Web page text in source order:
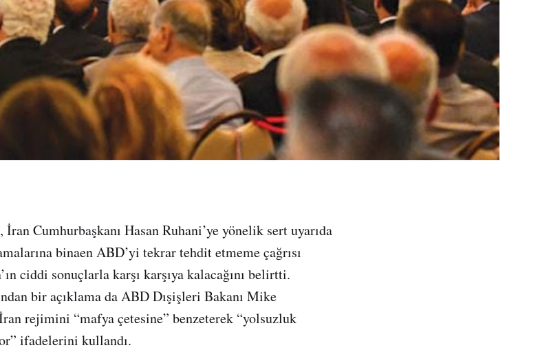
Cumhurbaşkanı Hasan Ruhani’ye yönelik sert uyarıda
binaen ABD’yi tekrar tehdit etmeme çağrısı
ciddi sonuçlarla karşı karşıya kalacağını belirtti.
bir açıklama da ABD Dışişleri Bakanı Mike
rejimini “mafya çetesine” benzeterek “yolsuzluk
ifadelerini kullandı.